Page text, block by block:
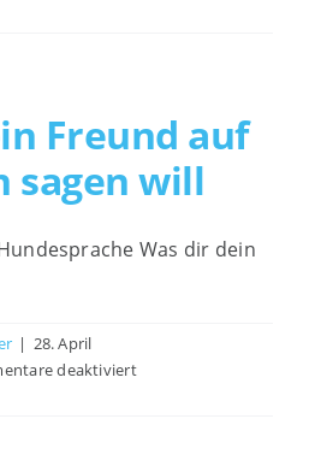
einen
entspannten
Tierarztbesuch
am
Juni
Freund auf
sagen will
Was dir dein
| 28. April
deaktiviertfür